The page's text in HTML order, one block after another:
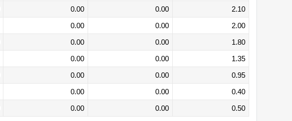
0.00 0.00
2.10
0.00 0.00
2.00
0.00 0.00
1.80
0.00 0.00
1.35
0.00 0.00
0.95
0.00 0.00
0.40
0.00 0.00 0.50